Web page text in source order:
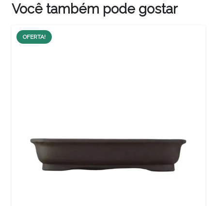
Você também pode gostar
OFERTA!